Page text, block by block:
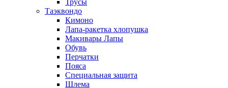
Трусы
Таэквондо
Кимоно
Лапа-ракетка хлопушка
Макивары Лапы
Обувь
Перчатки
Пояса
Специальная защита
Шлема